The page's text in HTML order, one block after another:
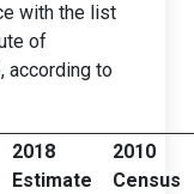
with the list
of
according to
2018
Estimate
2010
Census